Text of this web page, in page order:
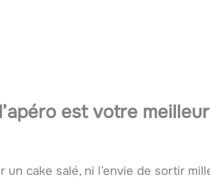
est votre
un cake salé, ni l’envie de sortir